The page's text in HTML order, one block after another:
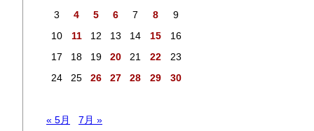
3
4 5 6 7 8
9
10
11 12 13 14 15
16
17
18 19 20 21 22
23
24
25 26 27 28 29 30
« 5月 7月 »